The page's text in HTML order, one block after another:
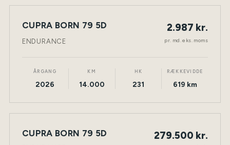
LEASING NY BIL TØNDER
CUPRA BORN 79 5D
ENDURANCE
2.987 kr.
pr. md. eks. moms
ÅRGANG
2026
KM
14.000
HK
231
RÆKKEVIDDE
619 km
NY BIL ELEKTRISK TØNDER
CUPRA BORN 79 5D 279.500 kr.